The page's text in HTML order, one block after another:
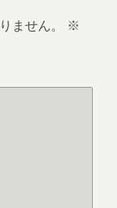
ません。
※